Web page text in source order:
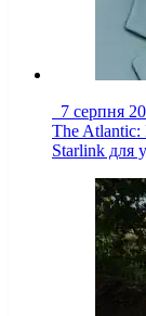
7 серпня
The Atlantic:
Starlink для